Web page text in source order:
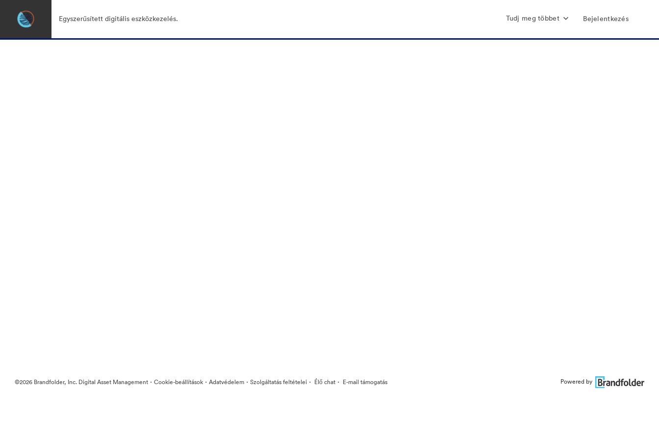
Egyszerűsített digitális eszközkezelés. Tudj meg többet Bejelentkezés
©2026 Brandfolder, Inc. Digital Asset Management · Cookie-beállítások · Adatvédelem · Szolgáltatás feltételei · Élő chat · E-mail támogatás Powered by